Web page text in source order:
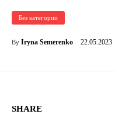
Без категории
By Iryna Semerenko 22.05.2023
SHARE